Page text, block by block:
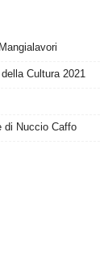
Cultura 2021
di Nuccio Caffo